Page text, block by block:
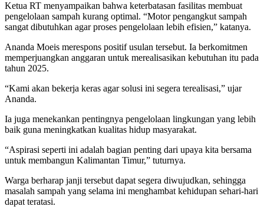
Ketua RT menyampaikan bahwa keterbatasan fasilitas membuat
pengelolaan sampah kurang optimal. “Motor pengangkut sampah
sangat dibutuhkan agar proses pengelolaan lebih efisien,” katanya.
Ananda Moeis merespons positif usulan tersebut. Ia berkomitmen
memperjuangkan anggaran untuk merealisasikan kebutuhan itu pada
tahun 2025.
“Kami akan bekerja keras agar solusi ini segera terealisasi,” ujar
Ananda.
Ia juga menekankan pentingnya pengelolaan lingkungan yang lebih
baik guna meningkatkan kualitas hidup masyarakat.
“Aspirasi seperti ini adalah bagian penting dari upaya kita bersama
untuk membangun Kalimantan Timur,” tuturnya.
Warga berharap janji tersebut dapat segera diwujudkan, sehingga
masalah sampah yang selama ini menghambat kehidupan sehari-hari
dapat teratasi.